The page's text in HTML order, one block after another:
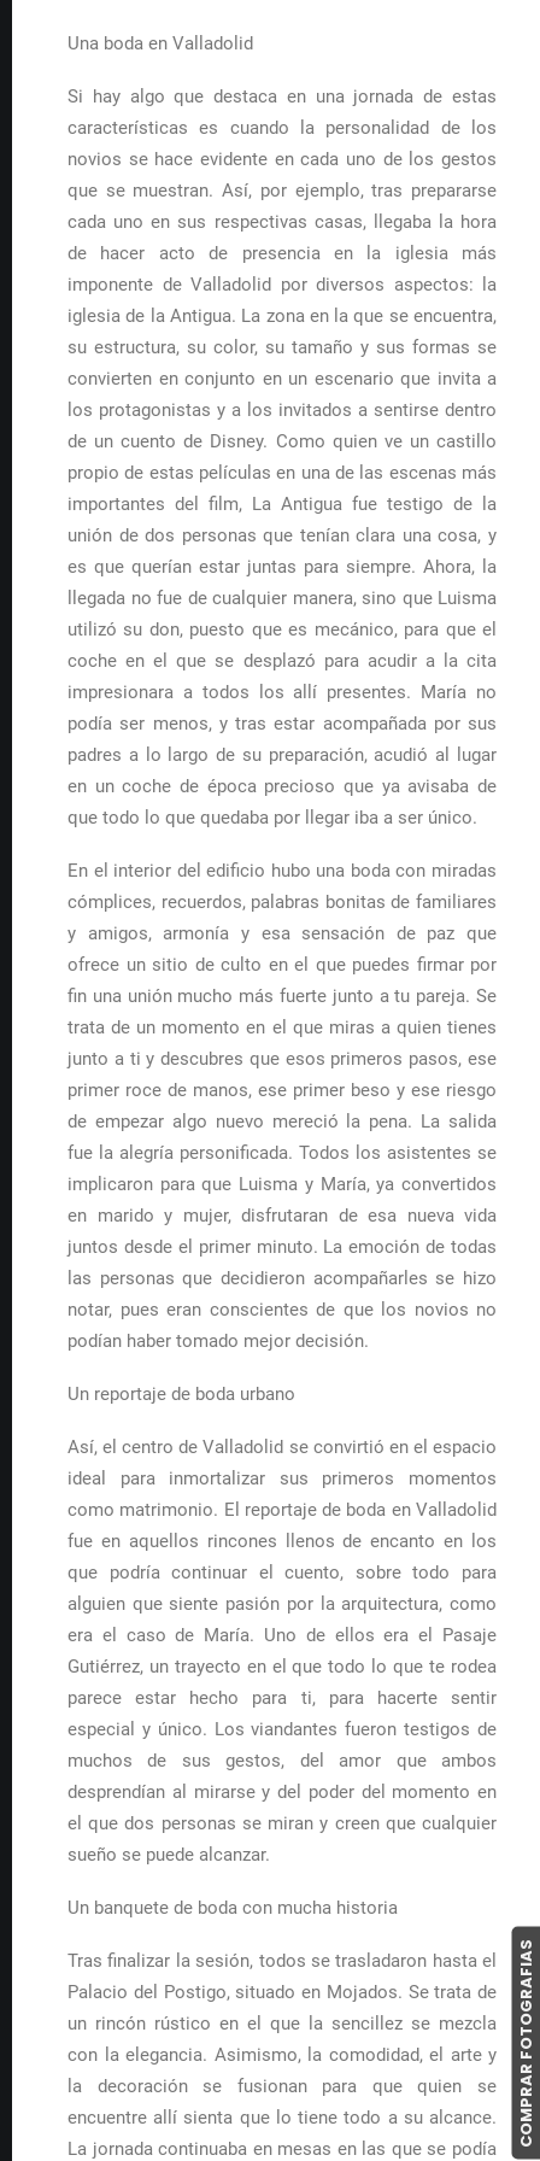
Una boda en Valladolid
Si hay algo que destaca en una jornada de estas
características es cuando la personalidad de los
novios se hace evidente en cada uno de los gestos
que se muestran. Así, por ejemplo, tras prepararse
cada uno en sus respectivas casas, llegaba la hora
de hacer acto de presencia en la iglesia más
imponente de Valladolid por diversos aspectos: la
iglesia de la Antigua. La zona en la que se encuentra,
su estructura, su color, su tamaño y sus formas se
convierten en conjunto en un escenario que invita a
los protagonistas y a los invitados a sentirse dentro
de un cuento de Disney. Como quien ve un castillo
propio de estas películas en una de las escenas más
importantes del film, La Antigua fue testigo de la
unión de dos personas que tenían clara una cosa, y
es que querían estar juntas para siempre. Ahora, la
llegada no fue de cualquier manera, sino que Luisma
utilizó su don, puesto que es mecánico, para que el
coche en el que se desplazó para acudir a la cita
impresionara a todos los allí presentes. María no
podía ser menos, y tras estar acompañada por sus
padres a lo largo de su preparación, acudió al lugar
en un coche de época precioso que ya avisaba de
que todo lo que quedaba por llegar iba a ser único.
En el interior del edificio hubo una boda con miradas
cómplices, recuerdos, palabras bonitas de familiares
y amigos, armonía y esa sensación de paz que
ofrece un sitio de culto en el que puedes firmar por
fin una unión mucho más fuerte junto a tu pareja. Se
trata de un momento en el que miras a quien tienes
junto a ti y descubres que esos primeros pasos, ese
primer roce de manos, ese primer beso y ese riesgo
de empezar algo nuevo mereció la pena. La salida
fue la alegría personificada. Todos los asistentes se
implicaron para que Luisma y María, ya convertidos
en marido y mujer, disfrutaran de esa nueva vida
juntos desde el primer minuto. La emoción de todas
las personas que decidieron acompañarles se hizo
notar, pues eran conscientes de que los novios no
podían haber tomado mejor decisión.
Un reportaje de boda urbano
Así, el centro de Valladolid se convirtió en el espacio
ideal para inmortalizar sus primeros momentos
como matrimonio. El reportaje de boda en Valladolid
fue en aquellos rincones llenos de encanto en los
que podría continuar el cuento, sobre todo para
alguien que siente pasión por la arquitectura, como
era el caso de María. Uno de ellos era el Pasaje
Gutiérrez, un trayecto en el que todo lo que te rodea
parece estar hecho para ti, para hacerte sentir
especial y único. Los viandantes fueron testigos de
muchos de sus gestos, del amor que ambos
desprendían al mirarse y del poder del momento en
el que dos personas se miran y creen que cualquier
sueño se puede alcanzar.
Un banquete de boda con mucha historia
Tras finalizar la sesión, todos se trasladaron hasta el
Palacio del Postigo, situado en Mojados. Se trata de
un rincón rústico en el que la sencillez se mezcla
con la elegancia. Asimismo, la comodidad, el arte y
la decoración se fusionan para que quien se
encuentre allí sienta que lo tiene todo a su alcance.
La jornada continuaba en mesas en las que se podía
COMPRAR FOTOGRAFIAS